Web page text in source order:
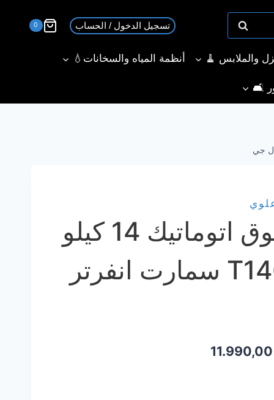
تسجيل الدخول / الحساب 0
والملابس 🧹 أنظمة المياه والسخانات💧
🛋️
غسالة Lg فوق اتوماتيك 14 كيلو
T1466NEHGU سمارت انفرتر
السعر